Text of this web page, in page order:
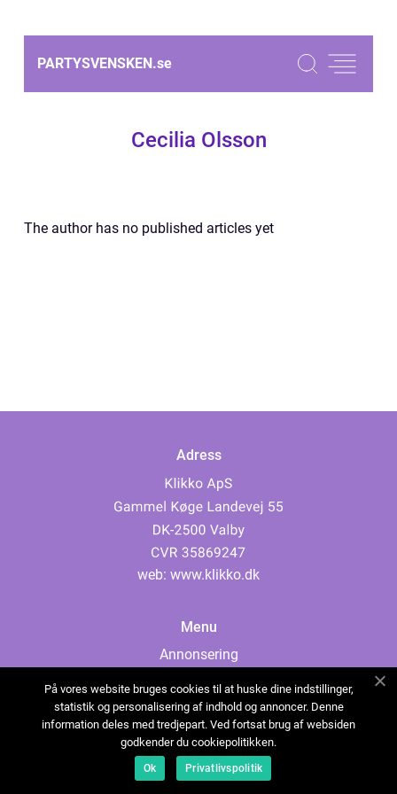
PARTYSVENSKEN.se
Cecilia Olsson
The author has no published articles yet
Adress
web: www.klikko.dk
Menu
Annonsering
Cookies
Kontakta oss
Sitemap
På vores website bruges cookies til at huske dine indstillinger,
statistik og personalisering af indhold og annoncer. Denne
information deles med tredjepart. Ved fortsat brug af websiden
godkender du cookiepolitikken.
Ok Privatlivspolitik